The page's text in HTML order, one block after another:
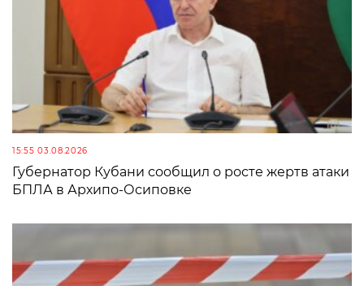
15:55 03.08.2026
Губернатор Кубани сообщил о росте жертв атаки
БПЛА в Архипо-Осиповке